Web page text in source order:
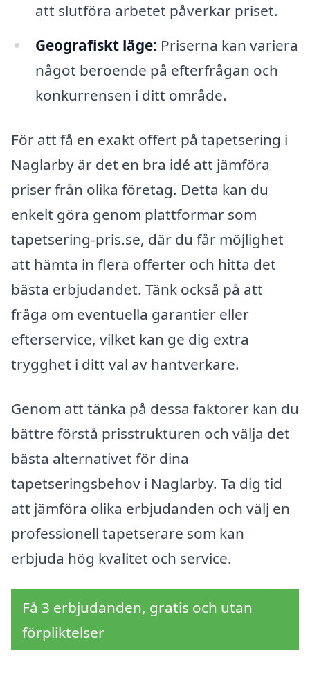
att slutföra arbetet påverkar priset.
Geografiskt läge: Priserna kan variera
något beroende på efterfrågan och
konkurrensen i ditt område.
För att få en exakt offert på tapetsering i
Naglarby är det en bra idé att jämföra
priser från olika företag. Detta kan du
enkelt göra genom plattformar som
tapetsering-pris.se, där du får möjlighet
att hämta in flera offerter och hitta det
bästa erbjudandet. Tänk också på att
fråga om eventuella garantier eller
efterservice, vilket kan ge dig extra
trygghet i ditt val av hantverkare.
Genom att tänka på dessa faktorer kan du
bättre förstå prisstrukturen och välja det
bästa alternativet för dina
tapetseringsbehov i Naglarby. Ta dig tid
att jämföra olika erbjudanden och välj en
professionell tapetserare som kan
erbjuda hög kvalitet och service.
Få 3 erbjudanden, gratis och utan
förpliktelser